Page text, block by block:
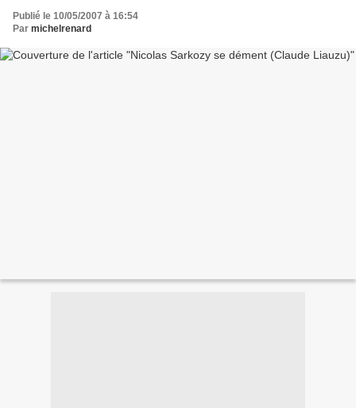
Publié le 10/05/2007 à 16:54
Par michelrenard